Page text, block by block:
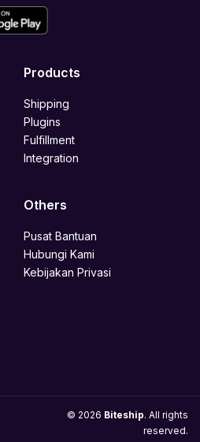
Products
Shipping
Plugins
Fulfillment
Integration
Others
Pusat Bantuan
Hubungi Kami
Kebijakan Privasi
© 2026 Biteship. All rights
reserved.